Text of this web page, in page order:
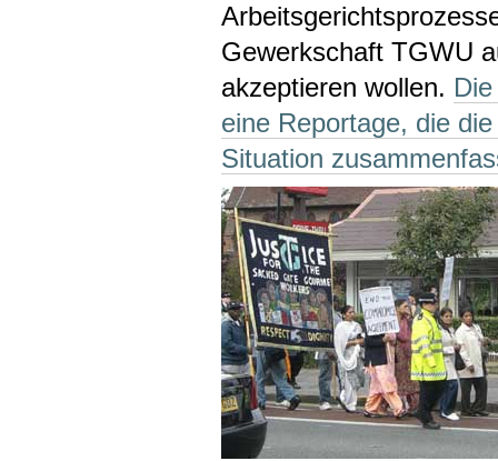
Gewerkschaft TGWU
akzeptieren wollen.
eine Reportage, die
Situation